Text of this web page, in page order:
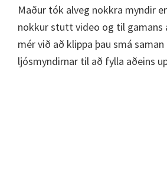
Maður tók alveg nokkra myndir
nokkur stutt video og til gamans
mér við að klippa þau smá
ljósmyndirnar til að fylla aðeins